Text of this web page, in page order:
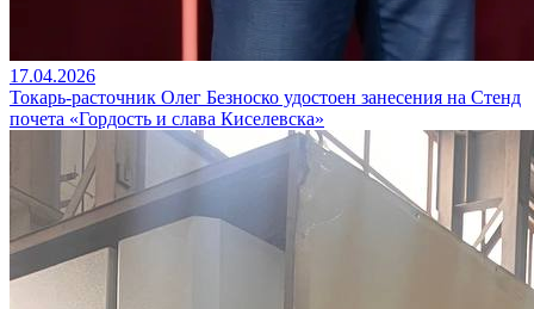
17.04.2026
Токарь-расточник Олег Безноско удостоен занесения на Стенд
почета «Гордость и слава Киселевска»